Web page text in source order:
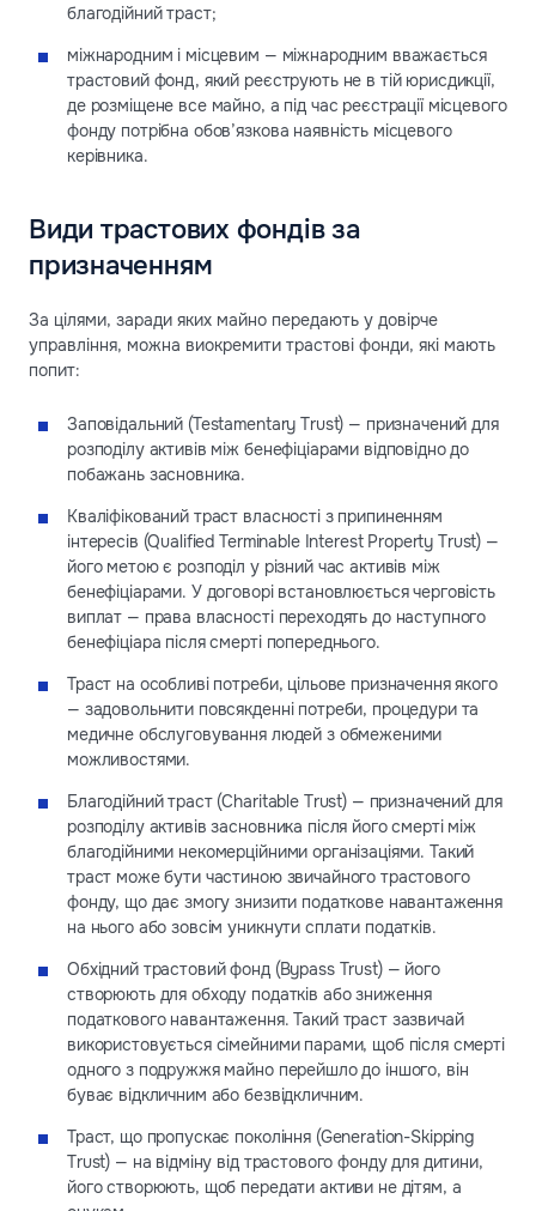
благодійний траст;
міжнародним і місцевим — міжнародним вважається
трастовий фонд, який реєструють не в тій юрисдикції,
де розміщене все майно, а під час реєстрації місцевого
фонду потрібна обов’язкова наявність місцевого
керівника.
Види трастових фондів за
призначенням
За цілями, заради яких майно передають у довірче
управління, можна виокремити трастові фонди, які мають
попит:
Заповідальний (Testamentary Trust) — призначений для
розподілу активів між бенефіціарами відповідно до
побажань засновника.
Кваліфікований траст власності з припиненням
інтересів (Qualified Terminable Interest Property Trust) —
його метою є розподіл у різний час активів між
бенефіціарами. У договорі встановлюється черговість
виплат — права власності переходять до наступного
бенефіціара після смерті попереднього.
Траст на особливі потреби, цільове призначення якого
— задовольнити повсякденні потреби, процедури та
медичне обслуговування людей з обмеженими
можливостями.
Благодійний траст (Charitable Trust) — призначений для
розподілу активів засновника після його смерті між
благодійними некомерційними організаціями. Такий
траст може бути частиною звичайного трастового
фонду, що дає змогу знизити податкове навантаження
на нього або зовсім уникнути сплати податків.
Обхідний трастовий фонд (Bypass Trust) — його
створюють для обходу податків або зниження
податкового навантаження. Такий траст зазвичай
використовується сімейними парами, щоб після смерті
одного з подружжя майно перейшло до іншого, він
буває відкличним або безвідкличним.
Траст, що пропускає покоління (Generation-Skipping
Trust) — на відміну від трастового фонду для дитини,
його створюють, щоб передати активи не дітям, а